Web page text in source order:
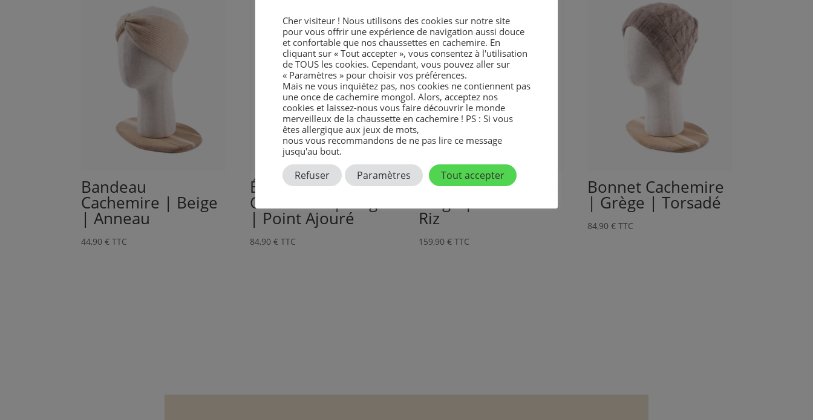
Bandeau
Cachemire | Beige
| Anneau
44,90€ TTC
Écharpe Fine |
Cachemire | Beige
| Point Ajouré
84,90€ TTC
Snood Cachemire |
Riz
159,90€ TTC
Bonnet Cachemire
| Grège | Torsadé
84,90€ TTC
Cher visiteur ! Nous utilisons des cookies sur notre site
pour vous offrir une expérience de navigation aussi douce
et confortable que nos chaussettes en cachemire. En
cliquant sur « Tout accepter », vous consentez à l'utilisation
de TOUS les cookies. Cependant, vous pouvez aller sur
« Paramètres » pour choisir vos préférences.
Mais ne vous inquiétez pas, nos cookies ne contiennent pas
une once de cachemire mongol. Alors, acceptez nos
cookies et laissez-nous vous faire découvrir le monde
merveilleux de la chaussette en cachemire ! PS : Si vous
êtes allergique aux jeux de mots,
nous vous recommandons de ne pas lire ce message
jusqu'au bout.
Refuser Paramètres Tout accepter